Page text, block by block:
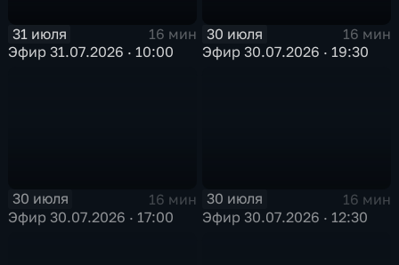
31 июля
16 мин
Эфир 31.07.2026 · 10:00
30 июля
16 мин
Эфир 30.07.2026 · 19:30
30 июля
16 мин
Эфир 30.07.2026 · 17:00
30 июля
16 мин
Эфир 30.07.2026 · 12:30